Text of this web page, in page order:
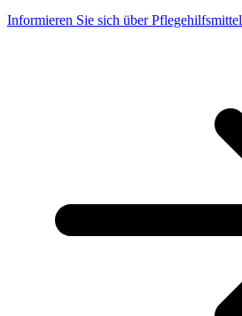
Informieren Sie sich über Pflegehilfsmittel